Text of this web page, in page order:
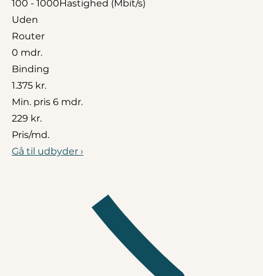
100 - 1000Hastighed (Mbit/s)
Uden
Router
0 mdr.
Binding
1.375 kr.
Min. pris 6 mdr.
229 kr.
Pris/md.
Gå til udbyder ›